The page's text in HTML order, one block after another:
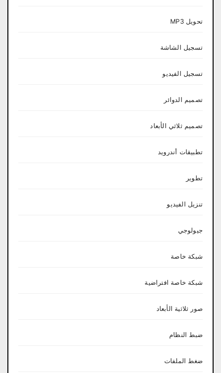
تحويل MP3
تسجيل الشاشة
تسجيل الفيديو
تصميم الدوائر
تصميم ثلاثي الأبعاد
تطبيقات أندرويد
تطوير
تنزيل الفيديو
جيولوجي
شبكة خاصة
شبكة خاصة افتراضية
صور ثلاثية الأبعاد
ضبط النظام
ضغط الملفات